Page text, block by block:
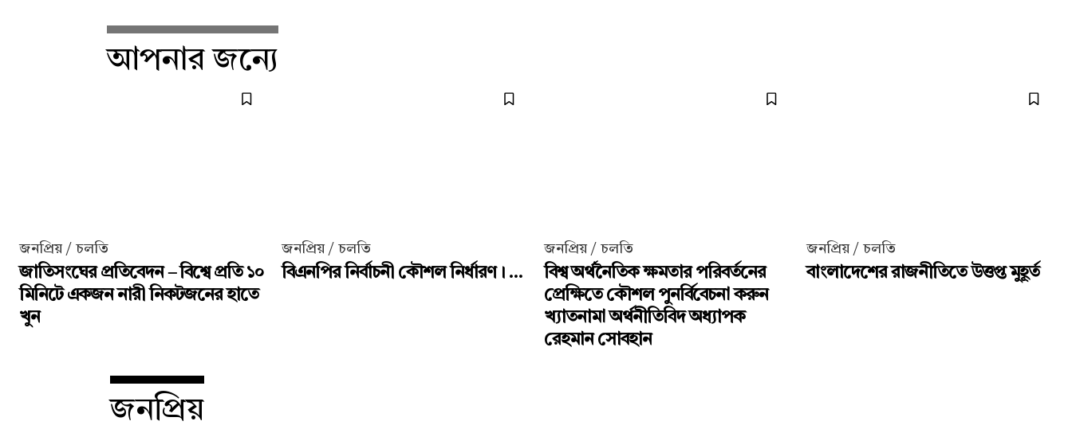
আপনার জন্যে
জনপ্রিয় / চলতি
জাতিসংঘের প্রতিবেদন – বিশ্বে প্রতি ১০
মিনিটে একজন নারী নিকটজনের হাতে
খুন
জনপ্রিয় / চলতি
বিএনপির নির্বাচনী কৌশল নির্ধারণ। ...
জনপ্রিয় / চলতি
বিশ্ব অর্থনৈতিক ক্ষমতার পরিবর্তনের
প্রেক্ষিতে কৌশল পুনর্বিবেচনা করুন
খ্যাতনামা অর্থনীতিবিদ অধ্যাপক
রেহমান সোবহান
জনপ্রিয় / চলতি
বাংলাদেশের রাজনীতিতে উত্তপ্ত মুহূর্ত
জনপ্রিয়